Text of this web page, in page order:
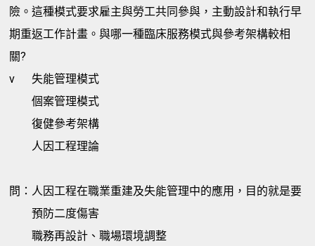
險。這種模式要求雇主與勞工共同參與，主動設計和執行早
期重返工作計畫。與哪一種臨床服務模式與參考架構較相
關?
v
失能管理模式
個案管理模式
復健參考架構
人因工程理論
問：人因工程在職業重建及失能管理中的應用，目的就是要
預防二度傷害
職務再設計、職場環境調整